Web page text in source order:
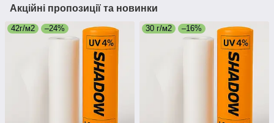
Акційні пропозиції та новинки
42г/м2 –24% 30 г/м2 –16%